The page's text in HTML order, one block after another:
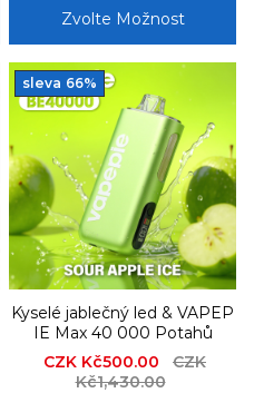
Zvolte Možnost
sleva 66%
Kyselé jablečný led & VAPEP
IE Max 40 000 Potahů
Sale
price
CZK Kč500.00
Regular
CZK
Kč1,430.00